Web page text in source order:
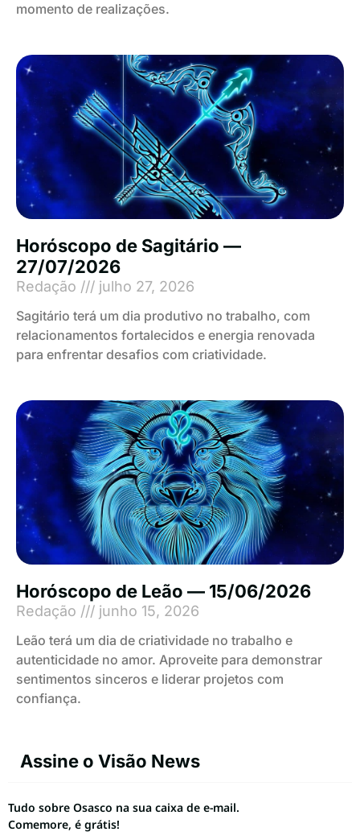
momento de realizações.
Horóscopo de Sagitário —
27/07/2026
Redação julho 27, 2026
Sagitário terá um dia produtivo no trabalho, com
relacionamentos fortalecidos e energia renovada
para enfrentar desafios com criatividade.
Horóscopo de Leão — 15/06/2026
Redação junho 15, 2026
Leão terá um dia de criatividade no trabalho e
autenticidade no amor. Aproveite para demonstrar
sentimentos sinceros e liderar projetos com
confiança.
Assine o Visão News
Tudo sobre Osasco na sua caixa de e-mail.
Comemore, é grátis!